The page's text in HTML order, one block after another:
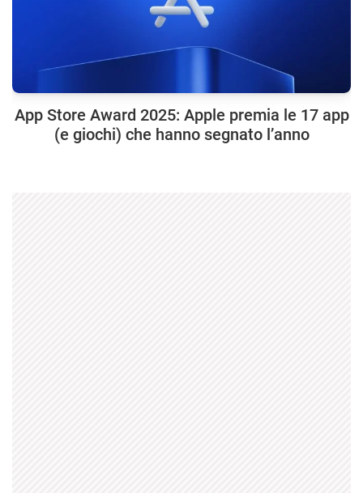
App Store Award 2025: Apple premia le 17 app
(e giochi) che hanno segnato l’anno